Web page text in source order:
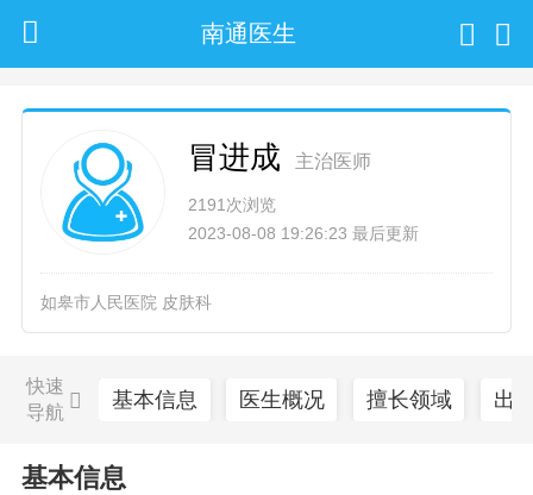
南通医生
冒进成 主治医师
2191次浏览
2023-08-08 19:26:23 最后更新
如皋市人民医院 皮肤科
快速
导航
基本信息 医生概况 擅长领域 出
基本信息